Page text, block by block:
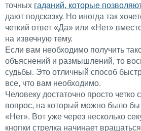
точных гаданий, которые
дают подсказку. Но иногда так
четкий ответ «Да» или «Нет»
на извечную тему.
Если вам необходимо получить
объяснений и размышлений, то
судьбы. Это отличный способ
все, что вам необходимо.
Человеку достаточно просто
вопрос, на который можно было бы
«Нет». Вот уже через несколько
кнопки стрелка начинает